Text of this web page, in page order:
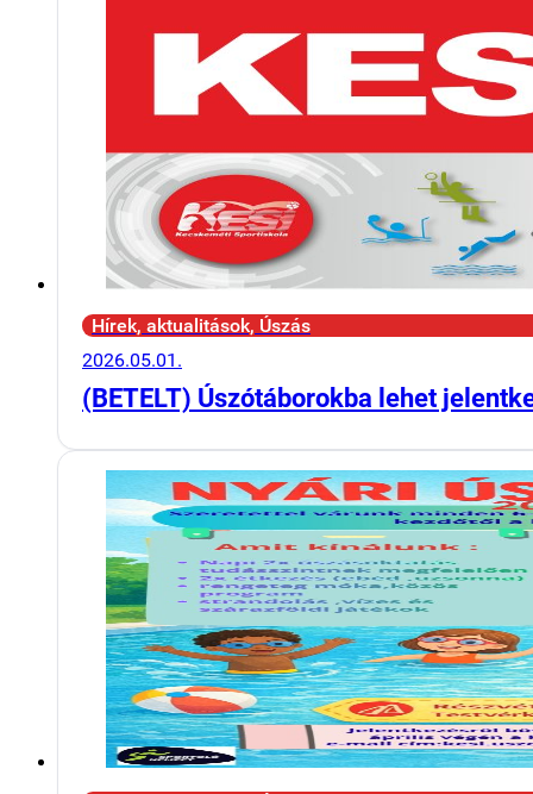
Hírek, aktualitások, Úszás
2026.05.01.
(BETELT) Úszótáborokba lehet